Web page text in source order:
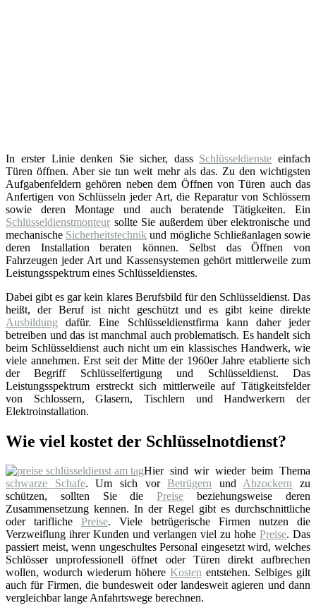
In erster Linie denken Sie sicher, dass Schlüsseldienste einfach
Türen öffnen. Aber sie tun weit mehr als das. Zu den wichtigsten
Aufgabenfeldern gehören neben dem Öffnen von Türen auch das
Anfertigen von Schlüsseln jeder Art, die Reparatur von Schlössern
sowie deren Montage und auch beratende Tätigkeiten. Ein
Schlüsseldienstmonteur sollte Sie außerdem über elektronische und
mechanische Sicherheitstechnik und mögliche Schließanlagen sowie
deren Installation beraten können. Selbst das Öffnen von
Fahrzeugen jeder Art und Kassensystemen gehört mittlerweile zum
Leistungsspektrum eines Schlüsseldienstes.
Dabei gibt es gar kein klares Berufsbild für den Schlüsseldienst. Das
heißt, der Beruf ist nicht geschützt und es gibt keine direkte
Ausbildung dafür. Eine Schlüsseldienstfirma kann daher jeder
betreiben und das ist manchmal auch problematisch. Es handelt sich
beim Schlüsseldienst auch nicht um ein klassisches Handwerk, wie
viele annehmen. Erst seit der Mitte der 1960er Jahre etablierte sich
der Begriff Schlüsselfertigung und Schlüsseldienst. Das
Leistungsspektrum erstreckt sich mittlerweile auf Tätigkeitsfelder
von Schlossern, Glasern, Tischlern und Handwerkern der
Elektroinstallation.
Wie viel kostet der Schlüsselnotdienst?
Hier sind wir wieder beim Thema
schwarze Schafe. Um sich vorBetrügern undAbzockern zu
schützen, sollten Sie diePreise beziehungsweise deren
Zusammensetzung kennen. In der Regel gibt es durchschnittliche
oder tarifliche Preise. Viele betrügerische Firmen nutzen die
Verzweiflung ihrer Kunden und verlangen viel zu hohe Preise. Das
passiert meist, wenn ungeschultes Personal eingesetzt wird, welches
Schlösser unprofessionell öffnet oder Türen direkt aufbrechen
wollen, wodurch wiederum höhere Kosten entstehen. Selbiges gilt
auch für Firmen, die bundesweit oder landesweit agieren und dann
vergleichbar lange Anfahrtswege berechnen.